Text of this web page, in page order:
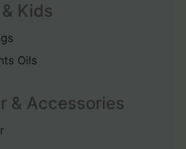
Kids
Oils
& Accessories